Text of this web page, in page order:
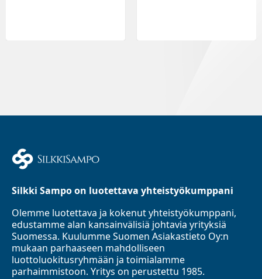
Silkki Sampo on luotettava yhteistyökumppani
Olemme luotettava ja kokenut yhteistyökumppani,
edustamme alan kansainvälisiä johtavia yrityksiä
Suomessa. Kuulumme Suomen Asiakastieto Oy:n
mukaan parhaaseen mahdolliseen
luottoluokitusryhmään ja toimialamme
parhaimmistoon. Yritys on perustettu 1985.